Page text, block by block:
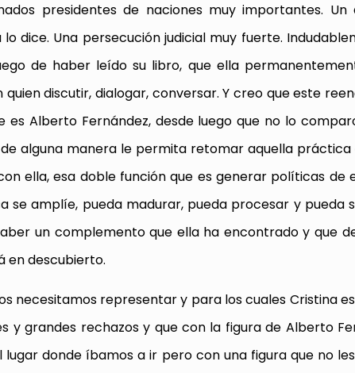
presidentes de naciones muy importantes. Un
dice. Una persecución judicial muy fuerte.
de haber leído su libro, que ella
discutir, dialogar, conversar. Y creo que este
Alberto Fernández, desde luego que no lo
alguna manera le permita retomar aquella práctica
ella, esa doble función que es generar políticas de
se amplíe, pueda madurar, pueda procesar y pueda
un complemento que ella ha encontrado y que
en descubierto.
necesitamos representar y para los cuales Cristina
y grandes rechazos y que con la figura de Alberto
donde íbamos a ir pero con una figura que no